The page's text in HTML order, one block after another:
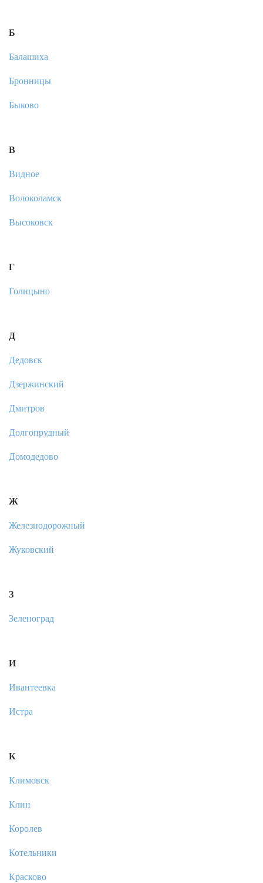
Б
Балашиха
Бронницы
Быково
В
Видное
Волоколамск
Высоковск
Г
Голицыно
Д
Дедовск
Дзержинский
Дмитров
Долгопрудный
Домодедово
Ж
Железнодорожный
Жуковский
З
Зеленоград
И
Ивантеевка
Истра
К
Климовск
Клин
Королев
Котельники
Красково